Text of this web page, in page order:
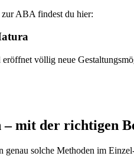
ABA findest du hier:
völlig neue
mit der richtigen
genau solche Methoden im